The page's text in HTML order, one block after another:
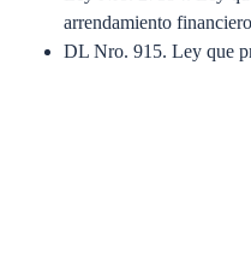
arrendamiento
DL Nro. 915. Ley que